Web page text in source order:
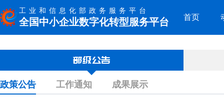
工业和信息化部政务服务平台
全国中小企业数字化转型服务平台 首页
部级公告
政策公告 工作通知 成果展示